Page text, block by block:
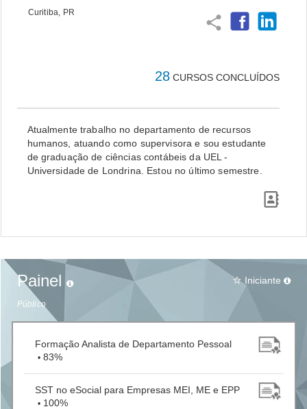
Curitiba, PR
share
28 CURSOS CONCLUÍDOS
Atualmente trabalho no departamento de recursos
humanos, atuando como supervisora e sou estudante
de graduação de ciências contábeis da UEL -
Universidade de Londrina. Estou no último semestre.
Painel
Público
star_border Iniciante
Formação Analista de Departamento Pessoal
• 83%
SST no eSocial para Empresas MEI, ME e EPP
• 100%